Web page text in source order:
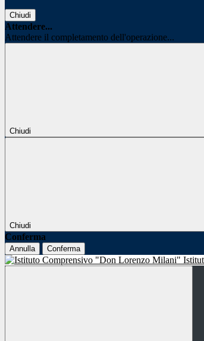
Chiudi
Attendere...
Attendere il completamento dell'operazione...
Chiudi
Chiudi
Conferma
Annulla Conferma